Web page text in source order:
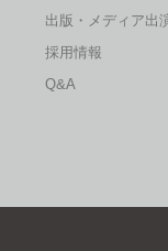
出版・メディア出
採用情報
Q&A